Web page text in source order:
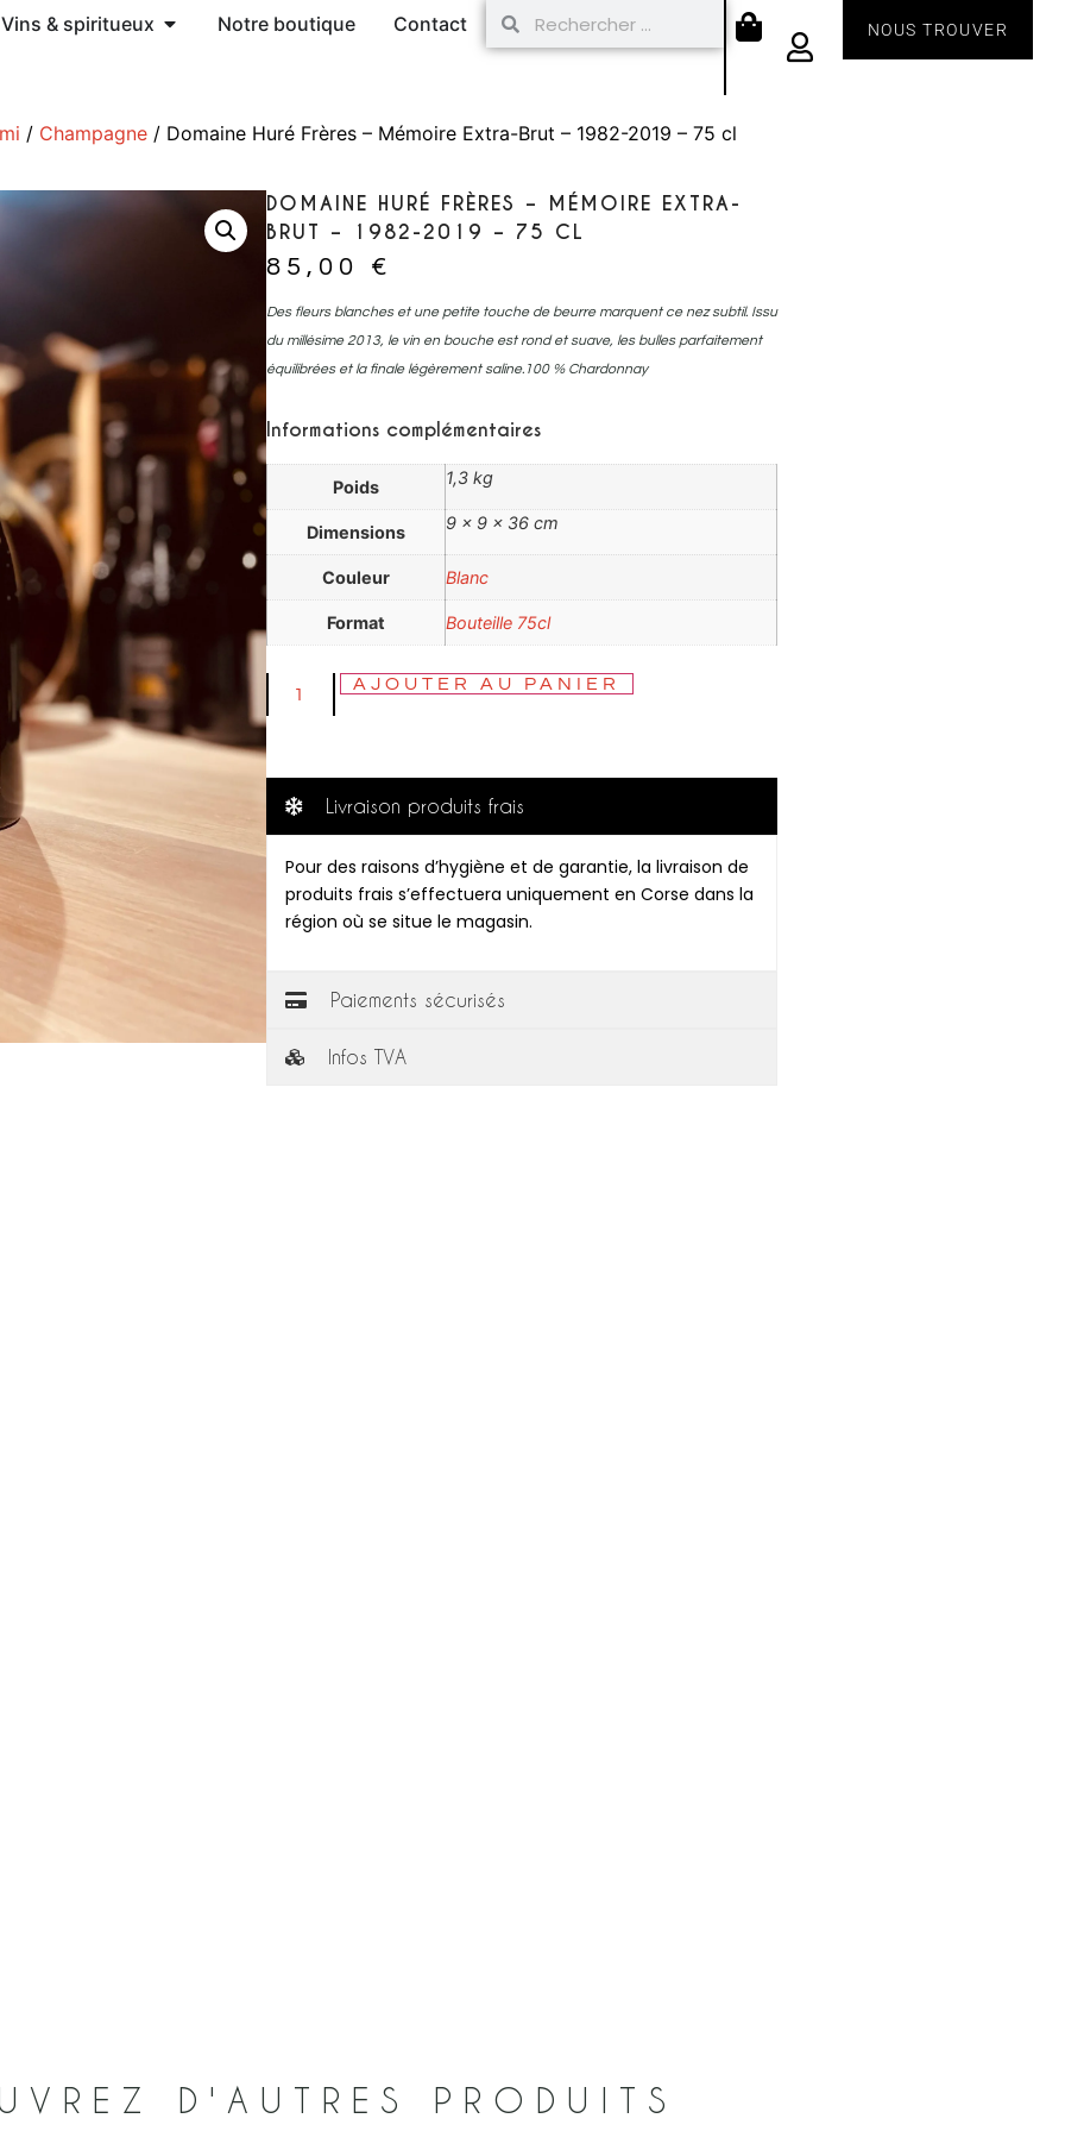
Vins & spiritueux Notre boutique Contact NOUS TROUVER
/ Champagne / Domaine Huré Frères – Mémoire Extra-Brut – 1982-2019 – 75 cl
DOMAINE HURÉ FRÈRES – MÉMOIRE EXTRA-
BRUT – 1982-2019 – 75 CL
85,00 €
Des fleurs blanches et une petite touche de beurre marquent ce nez subtil. Issu
du millésime 2013, le vin en bouche est rond et suave, les bulles parfaitement
équilibrées et la finale légèrement saline.100 % Chardonnay
Informations complémentaires
Poids 1,3 kg
Dimensions 9 × 9 × 36 cm
Couleur Blanc
Format Bouteille 75cl
AJOUTER AU PANIER
Livraison produits frais
Pour des raisons d’hygiène et de garantie, la livraison de
produits frais s’effectuera uniquement en Corse dans la
région où se situe le magasin.
Paiements sécurisés
Infos TVA
D'AUTRES PRODUITS